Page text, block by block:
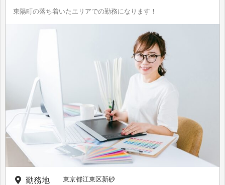
東陽町の落ち着いたエリアでの勤務になります！
勤務地 東京都江東区新砂